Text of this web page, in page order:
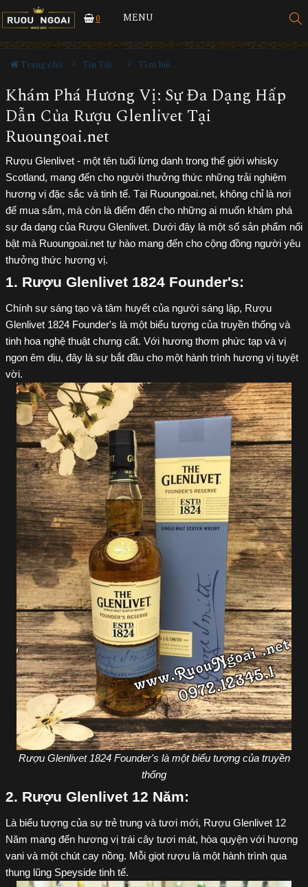
0 MENU
Trang chủ Tin Tức Tìm hiểu về rượu
Khám Phá Hương Vị: Sự Đa Dạng Hấp
Dẫn Của Rượu Glenlivet Tại
Ruoungoai.net
Rượu Glenlivet - một tên tuổi lừng danh trong thế giới whisky
Scotland, mang đến cho người thưởng thức những trải nghiệm
hương vị đặc sắc và tinh tế. Tại Ruoungoai.net, không chỉ là nơi
để mua sắm, mà còn là điểm đến cho những ai muốn khám phá
sự đa dạng của Rượu Glenlivet. Dưới đây là một số sản phẩm nổi
bật mà Ruoungoai.net tự hào mang đến cho cộng đồng người yêu
thưởng thức hương vị.
1. Rượu Glenlivet 1824 Founder's:
Chính sự sáng tạo và tâm huyết của người sáng lập, Rượu
Glenlivet 1824 Founder's là một biểu tượng của truyền thống và
tinh hoa nghệ thuật chưng cất. Với hương thơm phức tạp và vị
ngon êm dịu, đây là sự bắt đầu cho một hành trình hương vị tuyệt
vời.
Rượu Glenlivet 1824 Founder's là một biểu tượng của truyền
thống
2. Rượu Glenlivet 12 Năm:
Là biểu tượng của sự trẻ trung và tươi mới, Rượu Glenlivet 12
Năm mang đến hương vị trái cây tươi mát, hòa quyện với hương
vani và một chút cay nồng. Mỗi giọt rượu là một hành trình qua
thung lũng Speyside tinh tế.